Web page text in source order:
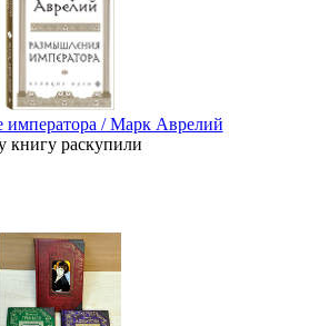
императора / Марк Аврелий
книгу раскупили